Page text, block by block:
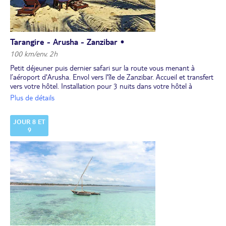
parc. Installation à l’hôtel et départ pour un safari de nuit au sein
de la concession. Soirée contes traditionnels autour du feu de
camp, pour une immersion authentique dans la culture locale.
Dîner et nuit au lodge.
Tarangire - Arusha - Zanzibar •
100 km/env. 2h
Petit déjeuner puis dernier safari sur la route vous menant à
l’aéroport d'Arusha. Envol vers l'île de Zanzibar. Accueil et transfert
vers votre hôtel. Installation pour 3 nuits dans votre hôtel à
Zanzibar. Dîner et nuit.
Plus de détails
JOUR 8 ET
9